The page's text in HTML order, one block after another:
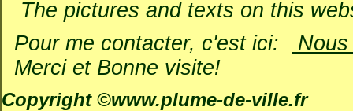
The pictures and texts on this
Pour me contacter, c'est ici:
Merci et Bonne visite!
Copyright ©www.plume-de-ville.fr